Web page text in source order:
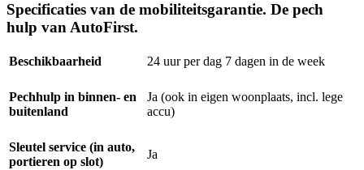
Specificaties van de mobiliteitsgarantie. De pech
hulp van AutoFirst.
Beschikbaarheid 24 uur per dag 7 dagen in de week
Pechhulp in binnen- en
buitenland
Ja (ook in eigen woonplaats, incl. lege
accu)
Sleutel service (in auto,
portieren op slot)
Ja